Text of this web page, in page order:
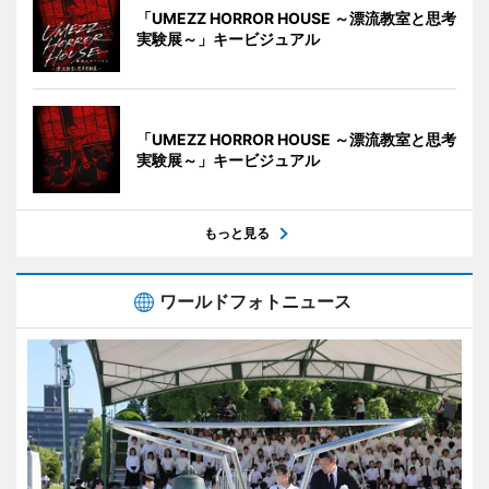
「UMEZZ HORROR HOUSE ～漂流教室と思考
実験展～」キービジュアル
「UMEZZ HORROR HOUSE ～漂流教室と思考
実験展～」キービジュアル
もっと見る
ワールドフォトニュース